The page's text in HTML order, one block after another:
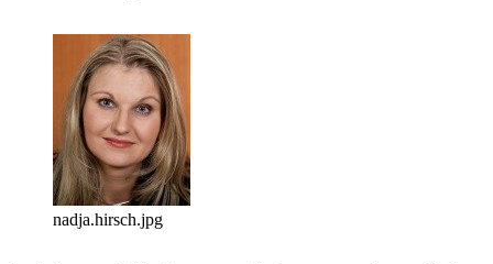
nadja.hirsch.jpg